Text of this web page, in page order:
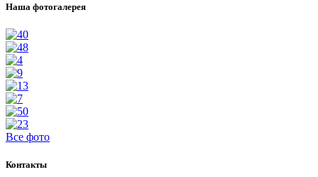
Наша фотогалерея
Все фото
Контакты